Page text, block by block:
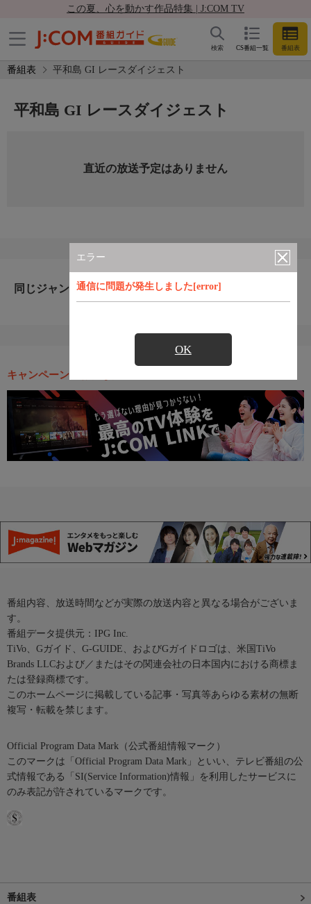
この夏、心を動かす作品特集 | J:COM TV
CS番組一覧 番組表
検索
番組表 平和島 GI レースダイジェスト
エラー
通信に問題が発生しました[error]
OK
平和島 GI レースダイジェスト
直近の放送予定はありません
同じジャンルのおすすめ番組
キャンペーン・お得な情報
番組内容、放送時間などが実際の放送内容と異なる場合がございま
す。
番組データ提供元：IPG Inc.
TiVo、Gガイド、G-GUIDE、およびGガイドロゴは、米国TiVo
Brands LLCおよび／またはその関連会社の日本国内における商標ま
たは登録商標です。
このホームページに掲載している記事・写真等あらゆる素材の無断
複写・転載を禁じます。
Official Program Data Mark（公式番組情報マーク）
このマークは「Official Program Data Mark」といい、テレビ番組の公
式情報である「SI(Service Information)情報」を利用したサービスに
のみ表記が許されているマークです。
番組表